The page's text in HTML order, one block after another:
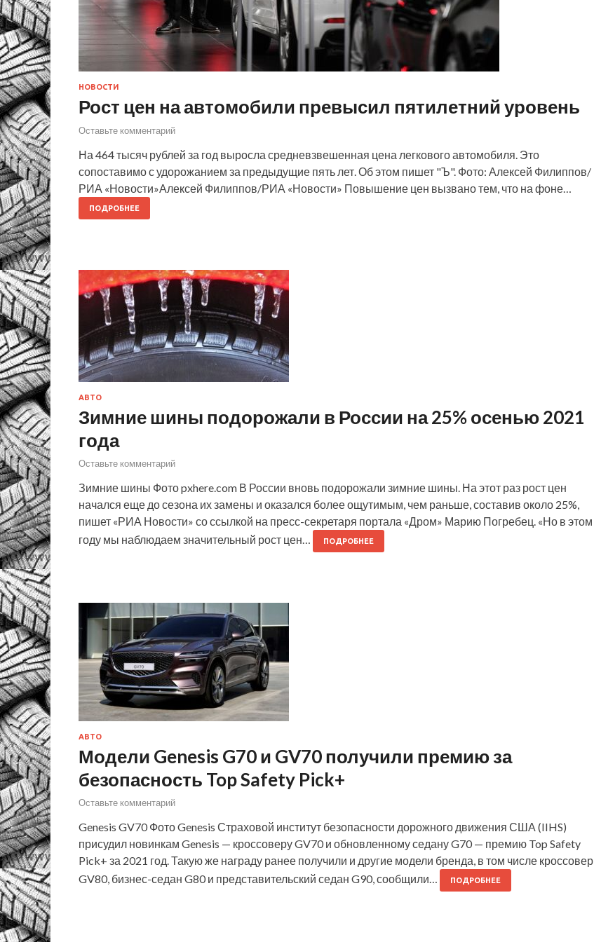
НОВОСТИ
Рост цен на автомобили превысил пятилетний уровень
Оставьте комментарий
На 464 тысяч рублей за год выросла средневзвешенная цена легкового автомобиля. Это
сопоставимо с удорожанием за предыдущие пять лет. Об этом пишет "Ъ". Фото: Алексей Филиппов/
РИА «Новости»Алексей Филиппов/РИА «Новости» Повышение цен вызвано тем, что на фоне…
ПОДРОБНЕЕ
АВТО
Зимние шины подорожали в России на 25% осенью 2021
года
Оставьте комментарий
Зимние шины Фото pxhere.com В России вновь подорожали зимние шины. На этот раз рост цен
начался еще до сезона их замены и оказался более ощутимым, чем раньше, составив около 25%,
пишет «РИА Новости» со ссылкой на пресс-секретаря портала «Дром» Марию Погребец. «Но в этом
году мы наблюдаем значительный рост цен…
ПОДРОБНЕЕ
АВТО
Модели Genesis G70 и GV70 получили премию за
безопасность Top Safety Pick+
Оставьте комментарий
Genesis GV70 Фото Genesis Страховой институт безопасности дорожного движения США (IIHS)
присудил новинкам Genesis — кроссоверу GV70 и обновленному седану G70 — премию Top Safety
Pick+ за 2021 год. Такую же награду ранее получили и другие модели бренда, в том числе кроссовер
GV80, бизнес-седан G80 и представительский седан G90, сообщили…
ПОДРОБНЕЕ